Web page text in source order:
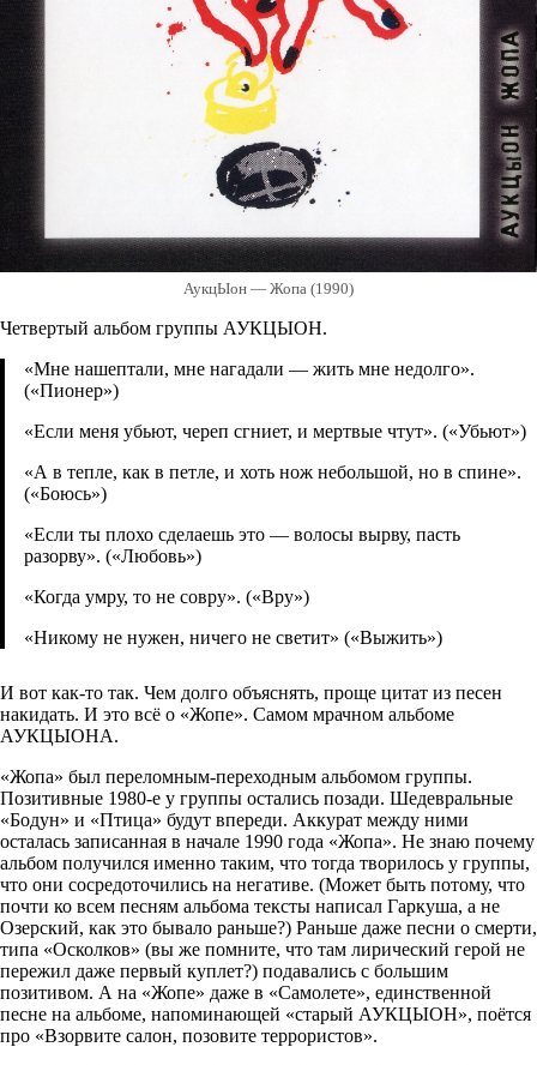
АукцЫон — Жопа (1990)
Четвертый альбом группы АУКЦЫОН.
«Мне нашептали, мне нагадали — жить мне недолго».
(«Пионер»)
«Если меня убьют, череп сгниет, и мертвые чтут». («Убьют»)
«А в тепле, как в петле, и хоть нож небольшой, но в спине».
(«Боюсь»)
«Если ты плохо сделаешь это — волосы вырву, пасть
разорву». («Любовь»)
«Когда умру, то не совру». («Вру»)
«Никому не нужен, ничего не светит» («Выжить»)
И вот как-то так. Чем долго объяснять, проще цитат из песен
накидать. И это всё о «Жопе». Самом мрачном альбоме
АУКЦЫОНА.
«Жопа» был переломным-переходным альбомом группы.
Позитивные 1980-е у группы остались позади. Шедевральные
«Бодун» и «Птица» будут впереди. Аккурат между ними
осталась записанная в начале 1990 года «Жопа». Не знаю почему
альбом получился именно таким, что тогда творилось у группы,
что они сосредоточились на негативе. (Может быть потому, что
почти ко всем песням альбома тексты написал Гаркуша, а не
Озерский, как это бывало раньше?) Раньше даже песни о смерти,
типа «Осколков» (вы же помните, что там лирический герой не
пережил даже первый куплет?) подавались с большим
позитивом. А на «Жопе» даже в «Самолете», единственной
песне на альбоме, напоминающей «старый АУКЦЫОН», поётся
про «Взорвите салон, позовите террористов».